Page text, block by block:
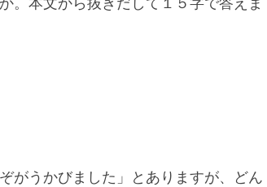
。本文から抜きだして１５字で答えま
がうかびました」とありますが、どん